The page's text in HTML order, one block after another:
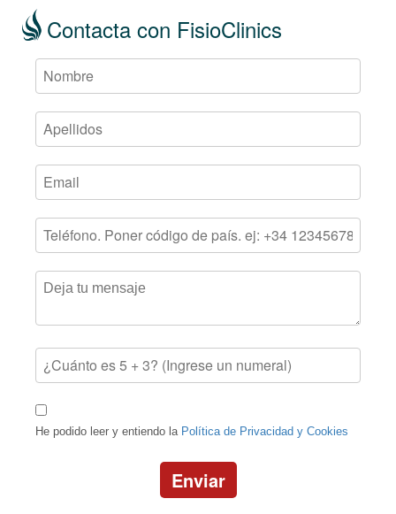
Contacta con FisioClinics
He podido leer y entiendo la Política de Privacidad y Cookies
Enviar